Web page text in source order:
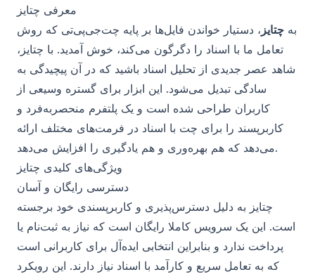
معرفی چتایز
به چتایز ، دستیار خواندن فایل‌ها بر پایه چت‌جی‌پی‌تی که روش
تعامل ما با اسناد را دگرگون می‌کند، خوش آمدید. با چتایز،
شاهد عصر جدیدی از تحلیل اسناد باشید که در آن پیچیدگی به
سادگی تبدیل می‌شود. این ابزار برای گستره وسیعی از
کاربران طراحی شده است و یک پلتفرم منحصربه‌فرد و
کاربرپسند را برای چت با اسناد در فرمت‌های مختلف ارائه
می‌دهد که هم بهره‌وری و هم یادگیری را افزایش می‌دهد.
ویژگی‌های کلیدی چتایز
دسترسی رایگان و آسان
چتایز به دلیل دسترس‌پذیری و کاربرپسندی خود برجسته
است. این یک سرویس کاملا رایگان است که نیاز به ثبت‌نام یا
پرداخت ندارد و بنابراین انتخابی ایده‌آل برای کاربرانی است
که به تعامل سریع و کارآمد با اسناد نیاز دارند. این رویکرد